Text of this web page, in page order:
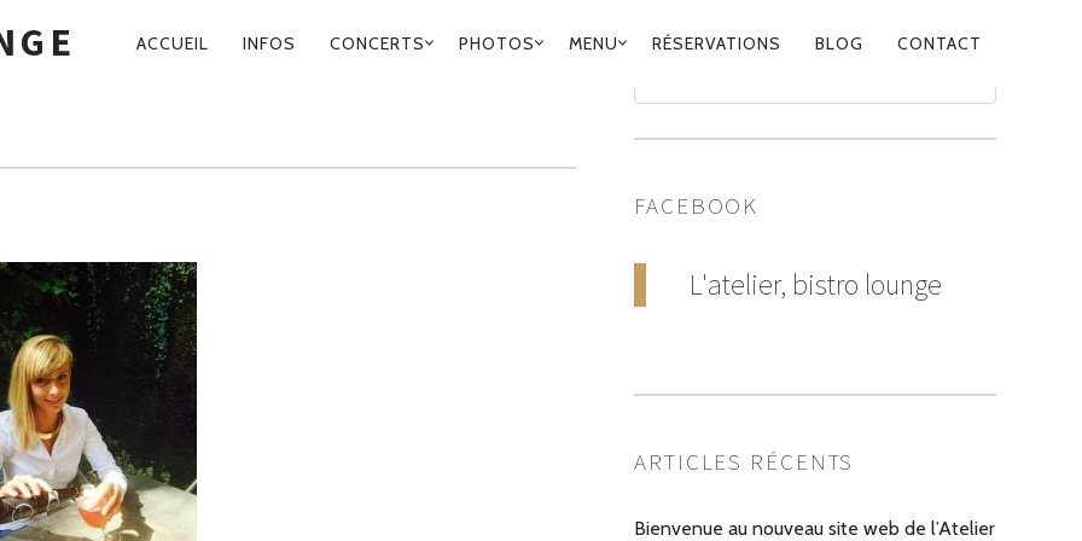
NAVIGATION
ACCUEIL INFOS CONCERTS PHOTOS MENU RÉSERVATIONS BLOG CONTACT
FACEBOOK
L'atelier, bistro lounge
ARTICLES RÉCENTS
Bienvenue au nouveau site web de l’Atelier